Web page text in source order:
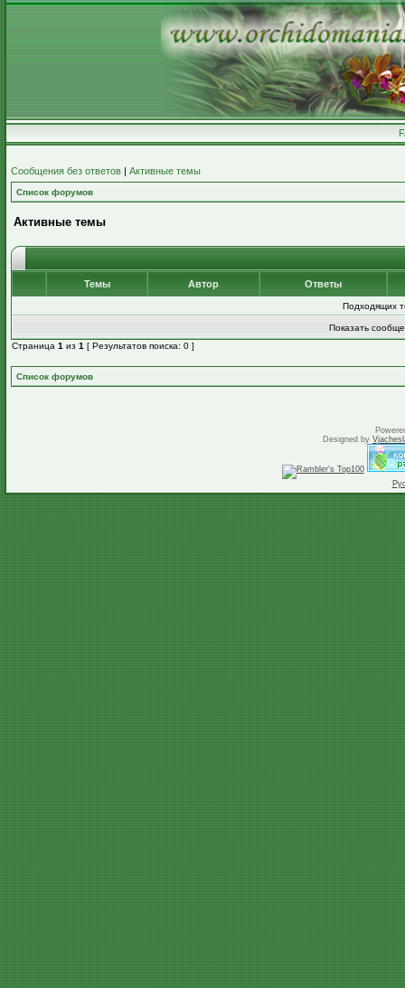
Сообщения без ответов | Активные темы
Список форумов
Активные темы
Темы Автор Ответы
Подходящих
Показать
Страница 1 из 1 [ Результатов поиска: 0 ]
Список форумов
Designed by